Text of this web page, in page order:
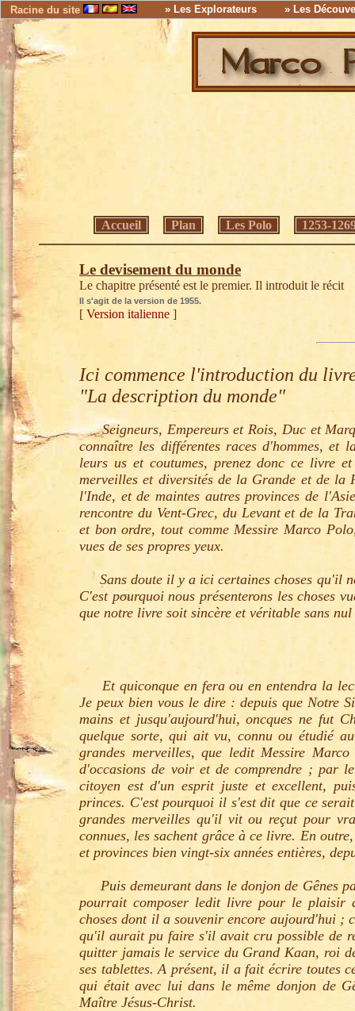
Racine du site » Les Explorateurs » Les
Accueil Plan Les Polo 1253-
Le devisement du monde
Le chapitre présenté est le premier. Il introduit le récit
Il s'agit de la version de 1955.
[ Version italienne ]
Ici commence l'introduction du
"La description du monde"
Seigneurs, Empereurs et Rois, Duc et
connaître les différentes races d'hommes, et
leurs us et coutumes, prenez donc ce livre
merveilles et diversités de la Grande et de la
l'Inde, et de maintes autres provinces de
rencontre du Vent-Grec, du Levant et de la
et bon ordre, tout comme Messire Marco
vues de ses propres yeux.
Sans doute il y a ici certaines choses qu'il
C'est pourquoi nous présenterons les choses
que notre livre soit sincère et véritable sans
Et quiconque en fera ou en entendra la
Je peux bien vous le dire : depuis que Notre
mains et jusqu'aujourd'hui, oncques ne fut
quelque sorte, qui ait vu, connu ou étudié
grandes merveilles, que ledit Messire
d'occasions de voir et de comprendre ; par
citoyen est d'un esprit juste et excellent,
princes. C'est pourquoi il s'est dit que ce
grandes merveilles qu'il vit ou reçut pour
connues, les sachent grâce à ce livre. En
et provinces bien vingt-six années entières,
Puis demeurant dans le donjon de Gênes
pourrait composer ledit livre pour le plaisir
choses dont il a souvenir encore aujourd'hui ;
qu'il aurait pu faire s'il avait cru possible de
quitter jamais le service du Grand Kaan, roi
ses tablettes. A présent, il a fait écrire toutes
qui était avec lui dans le même donjon de
Maître Jésus-Christ.